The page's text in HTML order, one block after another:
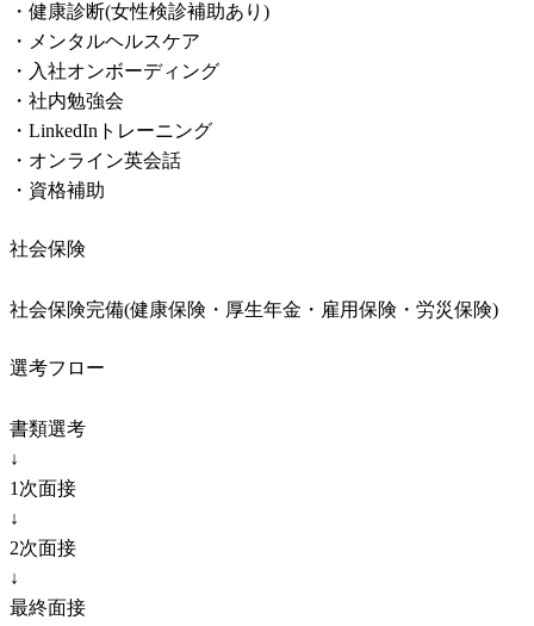
・健康診断(女性検診補助あり)
・メンタルヘルスケア
・入社オンボーディング
・社内勉強会
・LinkedInトレーニング
・オンライン英会話
・資格補助
社会保険
社会保険完備(健康保険・厚生年金・雇用保険・労災保険)
選考フロー
書類選考
↓
1次面接
↓
2次面接
↓
最終面接